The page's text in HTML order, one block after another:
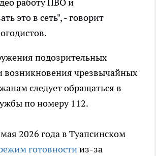
работу ПВО и
это в сеть", - говорит
подозрительных
возникновения чрезвычайных
следует обращаться в
по номеру 112.
2026 года в Туапсинском
готовностииз-за